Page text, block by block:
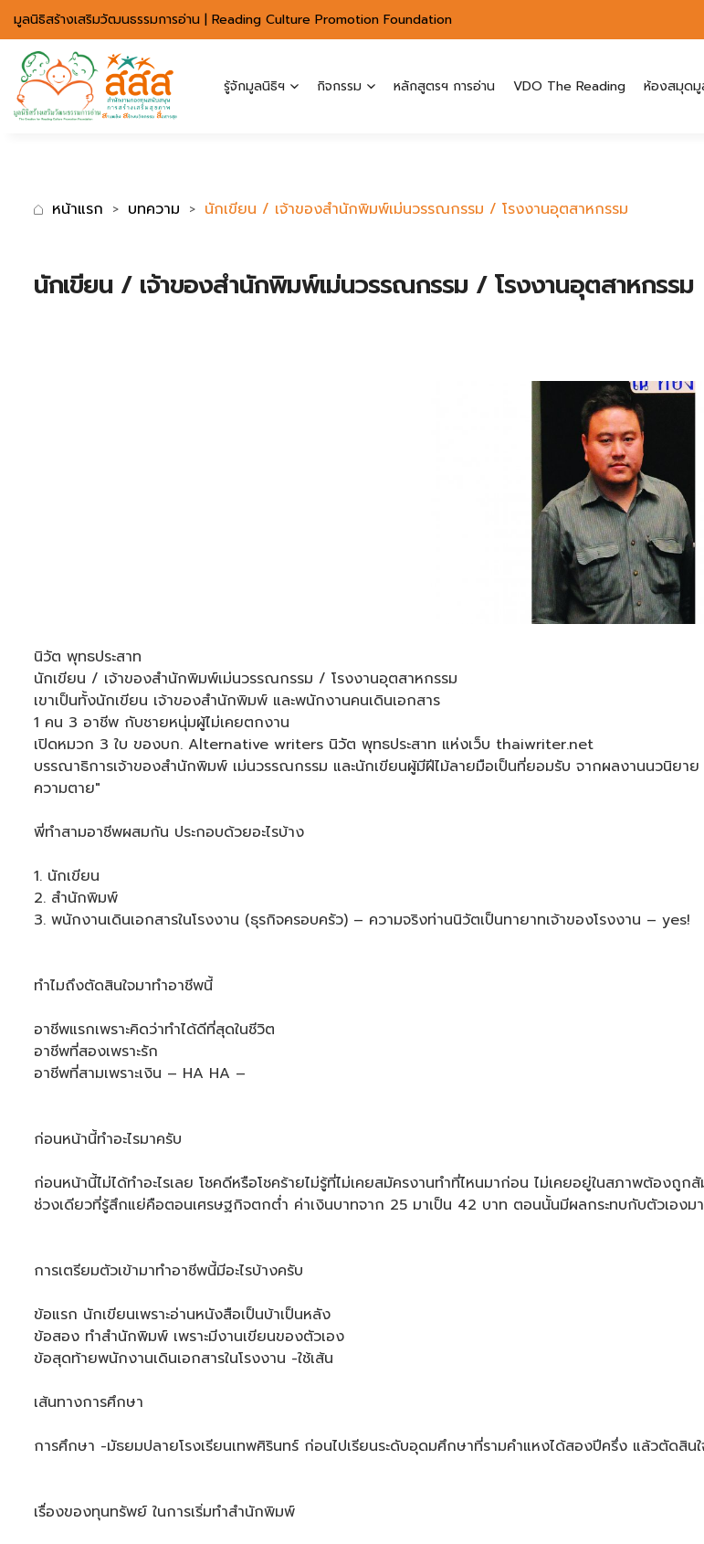
มาตรฐานการเข้าถึงเว็บ WCAG 2.2 AA
มูลนิธิสร้างเสริมวัฒนธรรมการอ่าน | Reading Culture Promotion Foundation
รู้จักมูลนิธิฯ กิจกรรม หลักสูตรฯ การอ่าน VDO The Reading ห้องสมุดมู
หน้าแรก บทความ นักเขียน / เจ้าของสำนักพิมพ์เม่นวรรณกรรม / โรงงานอุตสาหกรรม
นักเขียน / เจ้าของสำนักพิมพ์เม่นวรรณกรรม / โรงงานอุตสาหกรรม
นิวัต พุทธประสาท
นักเขียน / เจ้าของสำนักพิมพ์เม่นวรรณกรรม / โรงงานอุตสาหกรรม
เขาเป็นทั้งนักเขียน เจ้าของสำนักพิมพ์ และพนักงานคนเดินเอกสาร
1 คน 3 อาชีพ กับชายหนุ่มผู้ไม่เคยตกงาน
เปิดหมวก 3 ใบ ของบก. Alternative writers นิวัต พุทธประสาท แห่งเว็บ thaiwriter.net
บรรณาธิการเจ้าของสำนักพิมพ์ เม่นวรรณกรรม และนักเขียนผู้มีฝีไม้ลายมือเป็นที่ยอมรับ จากผลงานนวนิยาย
ความตาย"
พี่ทำสามอาชีพผสมกัน ประกอบด้วยอะไรบ้าง
1. นักเขียน
2. สำนักพิมพ์
3. พนักงานเดินเอกสารในโรงงาน (ธุรกิจครอบครัว) – ความจริงท่านนิวัตเป็นทายาทเจ้าของโรงงาน – yes!
ทำไมถึงตัดสินใจมาทำอาชีพนี้
อาชีพแรกเพราะคิดว่าทำได้ดีที่สุดในชีวิต
อาชีพที่สองเพราะรัก
อาชีพที่สามเพราะเงิน – HA HA –
ก่อนหน้านี้ทำอะไรมาครับ
ก่อนหน้านี้ไม่ได้ทำอะไรเลย โชคดีหรือโชคร้ายไม่รู้ที่ไม่เคยสมัครงานทำที่ไหนมาก่อน ไม่เคยอยู่ในสภาพต้อ
ช่วงเดียวที่รู้สึกแย่คือตอนเศรษฐกิจตกต่ำ ค่าเงินบาทจาก 25 มาเป็น 42 บาท ตอนนั้นมีผลกระทบกับตัวเองม
การเตรียมตัวเข้ามาทำอาชีพนี้มีอะไรบ้างครับ
ข้อแรก นักเขียนเพราะอ่านหนังสือเป็นบ้าเป็นหลัง
ข้อสอง ทำสำนักพิมพ์ เพราะมีงานเขียนของตัวเอง
ข้อสุดท้ายพนักงานเดินเอกสารในโรงงาน -ใช้เส้น
เส้นทางการศึกษา
การศึกษา -มัธยมปลายโรงเรียนเทพศิรินทร์ ก่อนไปเรียนระดับอุดมศึกษาที่รามคำแหงได้สองปีครึ่ง แล้วตัดสินใ
เรื่องของทุนทรัพย์ ในการเริ่มทำสำนักพิมพ์